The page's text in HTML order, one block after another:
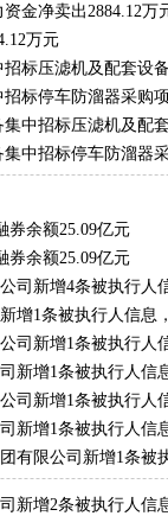
金净卖出2884.12万
万元
标压滤机及配套设
标停车防溜器采购
中招标压滤机及配
中招标停车防溜器
券余额25.09亿元
券余额25.09亿元
司新增4条被执行人
增1条被执行人信息
司新增1条被执行人
新增1条被执行人信
司新增1条被执行人
新增1条被执行人信
有限公司新增1条被
新增2条被执行人信